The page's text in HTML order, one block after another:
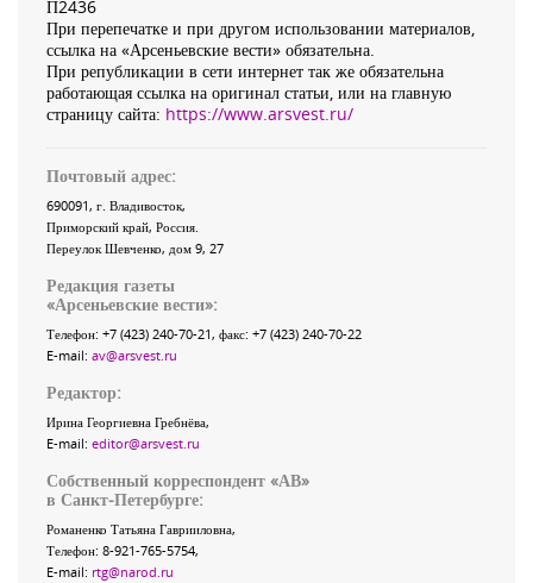
П2436
При перепечатке и при другом использовании материалов,
ссылка на «Арсеньевские вести» обязательна.
При републикации в сети интернет так же обязательна
работающая ссылка на оригинал статьи, или на главную
страницу сайта: https://www.arsvest.ru/
Почтовый адрес:
690091, г. Владивосток,
Приморский край, Россия
Переулок Шевченко, дом 9, 27
Редакция газеты
«Арсеньевские вести»:
Телефон: +7 (423) 240-70-21, факс: +7 (423) 240-70-22
E-mail: av@arsvest.ru
Редактор:
Ирина Георгиевна Гребнёва,
E-mail: editor@arsvest.ru
Собственный корреспондент «АВ»
в Санкт-Петербурге:
Романенко Татьяна Гаврииловна,
Телефон: 8-921-765-5754,
E-mail: rtg@narod.ru